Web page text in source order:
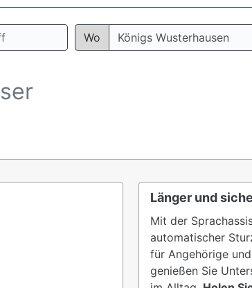
Wo
Länger und
Mit der
automatischer
für Angehörige
genießen Sie